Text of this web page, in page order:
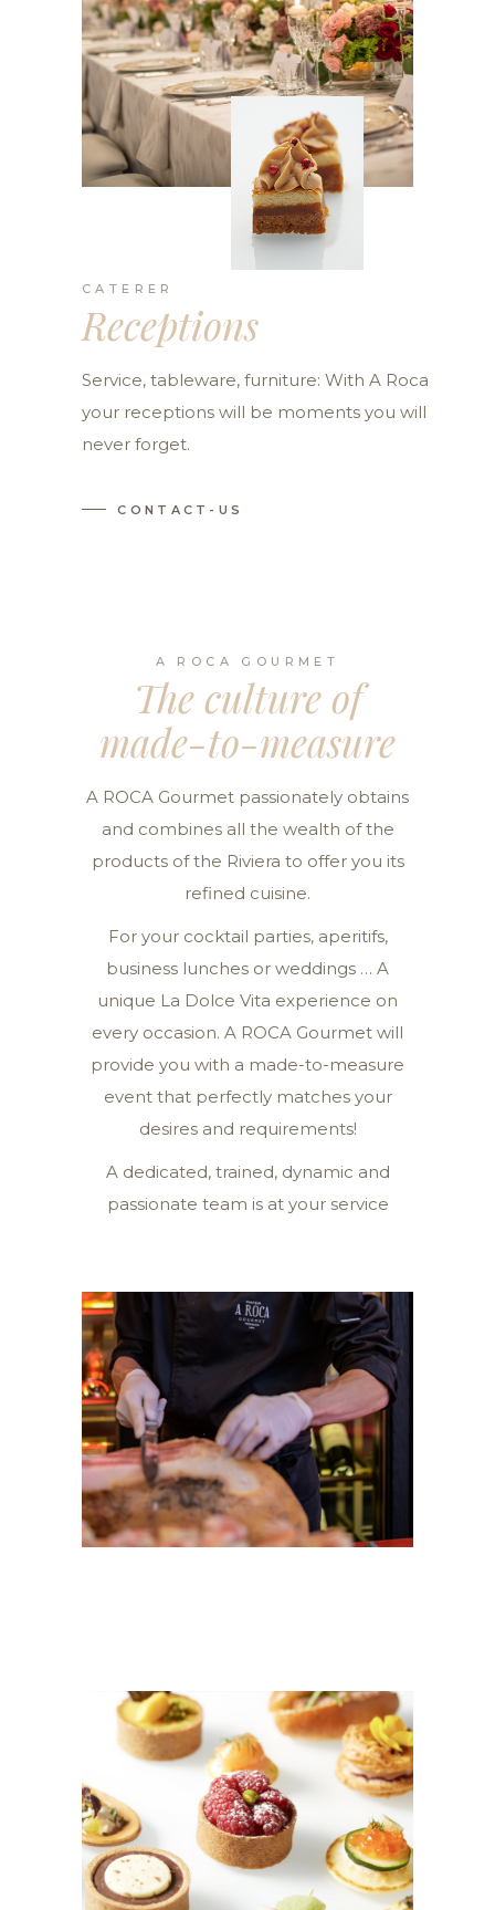
CATERER
Receptions
Service, tableware, furniture: With A Roca
your receptions will be moments you will
never forget.
CONTACT-US
A ROCA GOURMET
The culture of
made-to-measure
A ROCA Gourmet passionately obtains
and combines all the wealth of the
products of the Riviera to offer you its
refined cuisine.
For your cocktail parties, aperitifs,
business lunches or weddings … A
unique La Dolce Vita experience on
every occasion. A ROCA Gourmet will
provide you with a made-to-measure
event that perfectly matches your
desires and requirements!
A dedicated, trained, dynamic and
passionate team is at your service